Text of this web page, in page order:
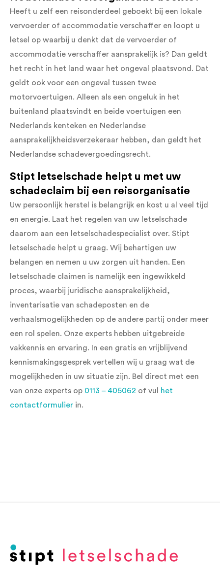
Heeft u zelf een reisonderdeel geboekt bij een lokale
vervoerder of accommodatie verschaffer en loopt u
letsel op waarbij u denkt dat de vervoerder of
accommodatie verschaffer aansprakelijk is? Dan geldt
het recht in het land waar het ongeval plaatsvond. Dat
geldt ook voor een ongeval tussen twee
motorvoertuigen. Alleen als een ongeluk in het
buitenland plaatsvindt en beide voertuigen een
Nederlands kenteken en Nederlandse
aansprakelijkheidsverzekeraar hebben, dan geldt het
Nederlandse schadevergoedingsrecht.
Stipt letselschade helpt u met uw
schadeclaim bij een reisorganisatie
Uw persoonlijk herstel is belangrijk en kost u al veel tijd
en energie. Laat het regelen van uw letselschade
daarom aan een letselschadespecialist over. Stipt
letselschade helpt u graag. Wij behartigen uw
belangen en nemen u uw zorgen uit handen. Een
letselschade claimen is namelijk een ingewikkeld
proces, waarbij juridische aansprakelijkheid,
inventarisatie van schadeposten en de
verhaalsmogelijkheden op de andere partij onder meer
een rol spelen. Onze experts hebben uitgebreide
vakkennis en ervaring. In een gratis en vrijblijvend
kennismakingsgesprek vertellen wij u graag wat de
mogelijkheden in uw situatie zijn. Bel direct met een
van onze experts op 0113 – 405062 of vul
het
contactformulier in.